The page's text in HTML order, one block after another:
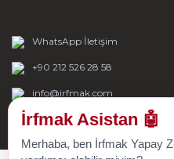
WhatsApp İletişim
+90 212 526 28 58
info@irfmak.com
İrfmak Asistan 🤖
Merhaba, ben İrfmak Yapay